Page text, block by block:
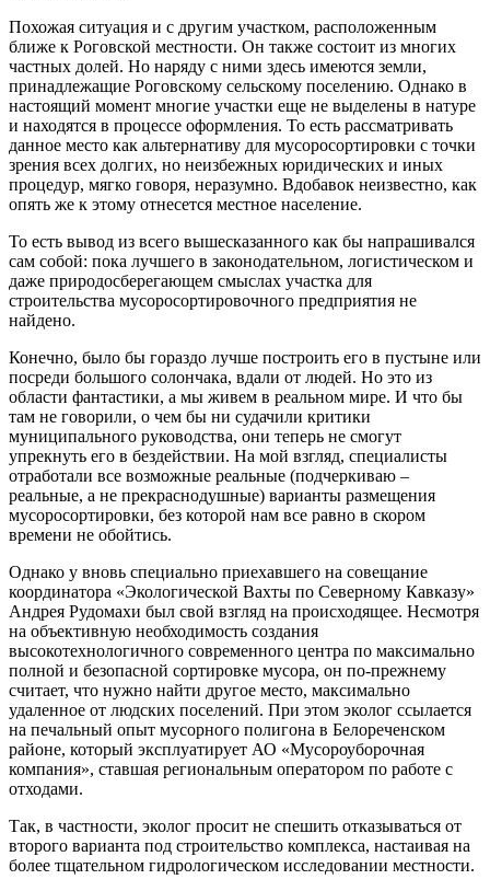
Похожая ситуация и с другим участком, расположенным
ближе к Роговской местности. Он также состоит из многих
частных долей. Но наряду с ними здесь имеются земли,
принадлежащие Роговскому сельскому поселению. Однако в
настоящий момент многие участки еще не выделены в натуре
и находятся в процессе оформления. То есть рассматривать
данное место как альтернативу для мусоросортировки с точки
зрения всех долгих, но неизбежных юридических и иных
процедур, мягко говоря, неразумно. Вдобавок неизвестно, как
опять же к этому отнесется местное население.
То есть вывод из всего вышесказанного как бы напрашивался
сам собой: пока лучшего в законодательном, логистическом и
даже природосберегающем смыслах участка для
строительства мусоросортировочного предприятия не
найдено.
Конечно, было бы гораздо лучше построить его в пустыне или
посреди большого солончака, вдали от людей. Но это из
области фантастики, а мы живем в реальном мире. И что бы
там не говорили, о чем бы ни судачили критики
муниципального руководства, они теперь не смогут
упрекнуть его в бездействии. На мой взгляд, специалисты
отработали все возможные реальные (подчеркиваю –
реальные, а не прекраснодушные) варианты размещения
мусоросортировки, без которой нам все равно в скором
времени не обойтись.
Однако у вновь специально приехавшего на совещание
координатора «Экологической Вахты по Северному Кавказу»
Андрея Рудомахи был свой взгляд на происходящее. Несмотря
на объективную необходимость создания
высокотехнологичного современного центра по максимально
полной и безопасной сортировке мусора, он по-прежнему
считает, что нужно найти другое место, максимально
удаленное от людских поселений. При этом эколог ссылается
на печальный опыт мусорного полигона в Белореченском
районе, который эксплуатирует АО «Мусороуборочная
компания», ставшая региональным оператором по работе с
отходами.
Так, в частности, эколог просит не спешить отказываться от
второго варианта под строительство комплекса, настаивая на
более тщательном гидрологическом исследовании местности.